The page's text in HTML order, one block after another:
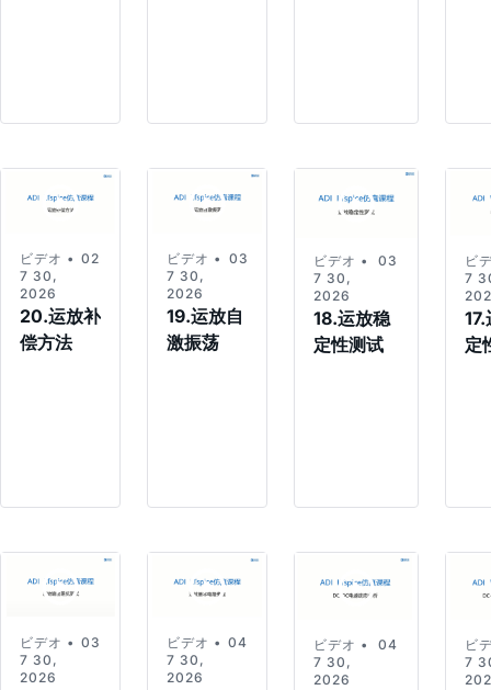
20.运放补
偿方法
ビデオ •
7 30,
2026
02:49
19.运放自
激振荡
ビデオ •
7 30,
2026
03:21
18.运放稳
定性测试
ビデオ •
7 30,
2026
03:06
定
ビ
7
ビデオ •
7 30,
2026
03:47
ビデオ •
7 30,
2026
04:24
ビデオ •
7 30,
2026
04:05
ビ
7